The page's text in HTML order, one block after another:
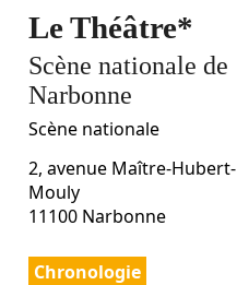
Le Théâtre*
Scène nationale de
Narbonne
Scène nationale
2, avenue Maître-Hubert-
Mouly
11100 Narbonne
Chronologie